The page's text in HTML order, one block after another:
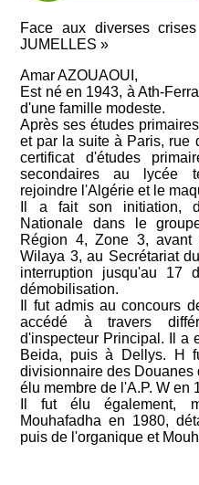
Face aux diverses
JUMELLES »
Amar AZOUAOUI,
Est né en 1943, à Ath-
d'une famille modeste.
Après ses études
et par la suite à Paris, rue
certificat d'études
secondaires au lycée
rejoindre l'Algérie et le
Il a fait son initiation,
Nationale dans le
Région 4, Zone 3,
Wilaya 3, au Secrétariat
interruption jusqu'au 17
démobilisation.
Il fut admis au concours
accédé à travers
d'inspecteur Principal. Il a
Beida, puis à Dellys. H
divisionnaire des Douanes
élu membre de l'A.P. W en
Il fut élu également,
Mouhafadha en 1980,
puis de l'organique et